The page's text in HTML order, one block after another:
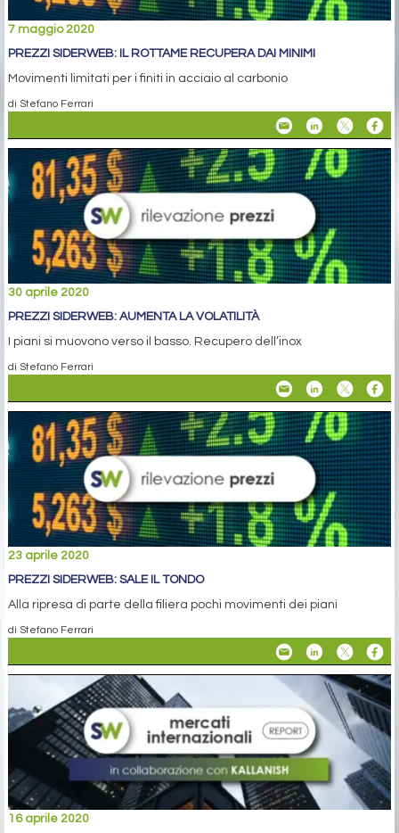
7 maggio 2020
PREZZI SIDERWEB: IL ROTTAME RECUPERA DAI MINIMI
Movimenti limitati per i finiti in acciaio al carbonio
di Stefano Ferrari
30 aprile 2020
PREZZI SIDERWEB: AUMENTA LA VOLATILITÀ
I piani si muovono verso il basso. Recupero dell’inox
di Stefano Ferrari
23 aprile 2020
PREZZI SIDERWEB: SALE IL TONDO
Alla ripresa di parte della filiera pochi movimenti dei piani
di Stefano Ferrari
16 aprile 2020